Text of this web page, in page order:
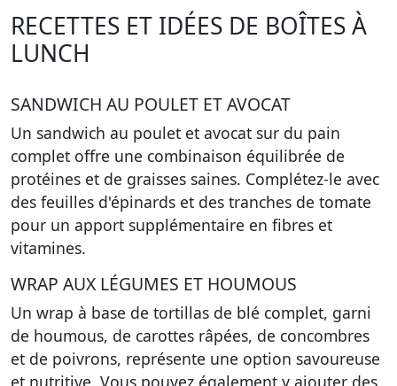
RECETTES ET IDÉES DE BOÎTES À
LUNCH
SANDWICH AU POULET ET AVOCAT
Un sandwich au poulet et avocat sur du pain
complet offre une combinaison équilibrée de
protéines et de graisses saines. Complétez-le avec
des feuilles d'épinards et des tranches de tomate
pour un apport supplémentaire en fibres et
vitamines.
WRAP AUX LÉGUMES ET HOUMOUS
Un wrap à base de tortillas de blé complet, garni
de houmous, de carottes râpées, de concombres
et de poivrons, représente une option savoureuse
et nutritive. Vous pouvez également y ajouter des